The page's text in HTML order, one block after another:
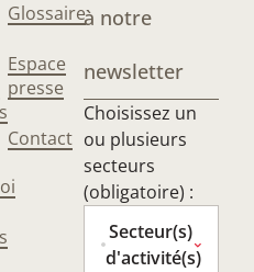
Glossaire
Espace
presse
Contact
à notre
newsletter
Choisissez un
ou plusieurs
secteurs
(obligatoire) :
Secteur(s)
d'activité(s)